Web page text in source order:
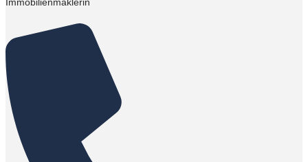
Immobilienmaklerin